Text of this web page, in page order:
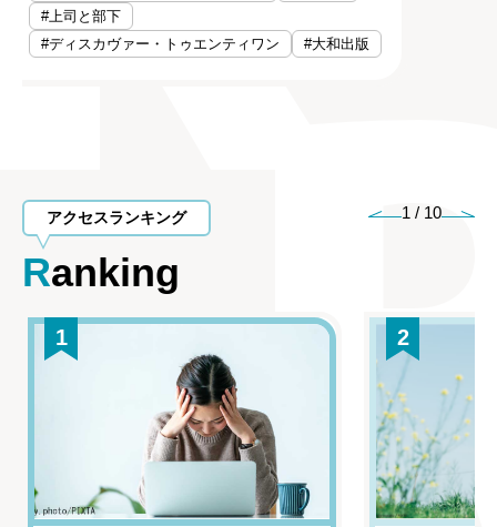
#上司と部下
#ディスカヴァー・トゥエンティワン
#大和出版
アクセスランキング
Ranking
1 / 10
1 2